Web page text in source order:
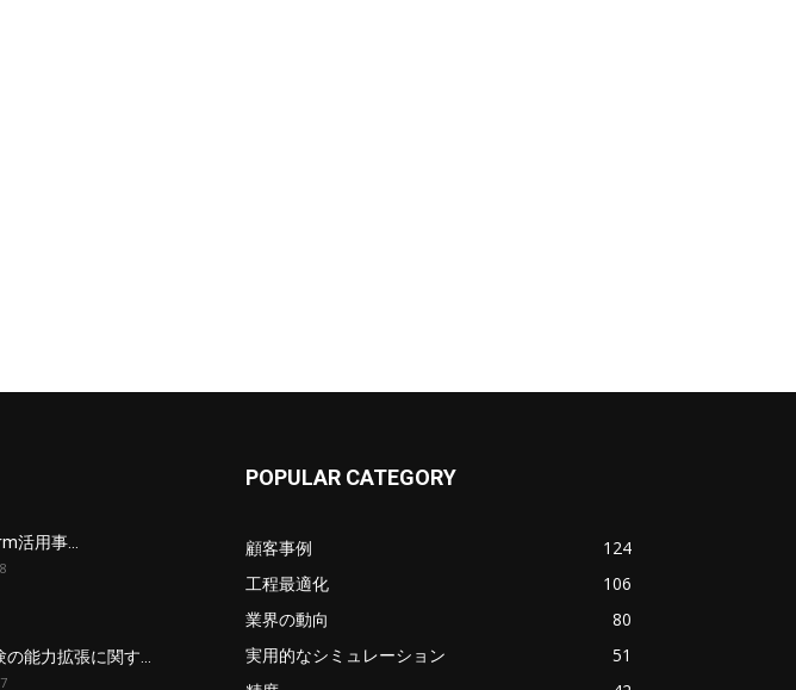
活用事...
能力拡張に関す...
POPULAR CATEGORY
顧客事例
124
工程最適化
106
業界の動向
80
実用的なシミュレーション
51